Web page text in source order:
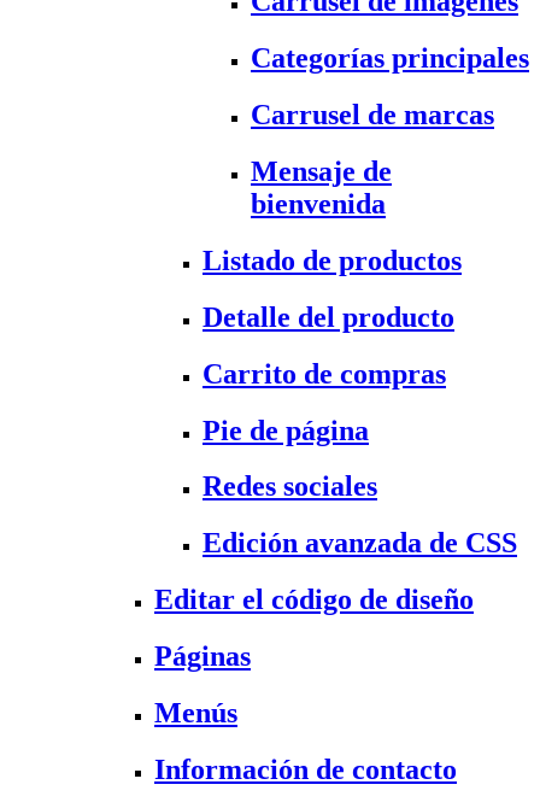
Categorías principales
Carrusel de marcas
Mensaje de
bienvenida
Listado de productos
Detalle del producto
Carrito de compras
Pie de página
Redes sociales
Edición avanzada de CSS
Editar el código de diseño
Páginas
Menús
Información de contacto